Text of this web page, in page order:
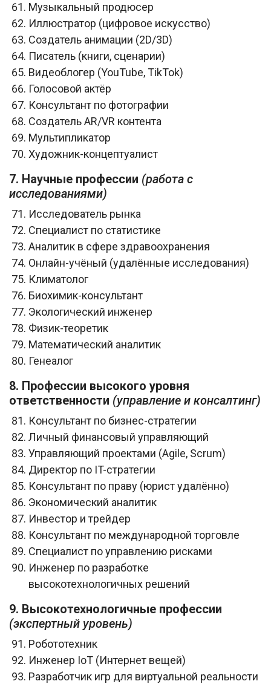
Музыкальный продюсер
Иллюстратор (цифровое искусство)
Создатель анимации (2D/3D)
Писатель (книги, сценарии)
Видеоблогер (YouTube, TikTok)
Голосовой актёр
Консультант по фотографии
Создатель AR/VR контента
Мультипликатор
Художник-концептуалист
7. Научные профессии (работа с
исследованиями)
Исследователь рынка
Специалист по статистике
Аналитик в сфере здравоохранения
Онлайн-учёный (удалённые исследования)
Климатолог
Биохимик-консультант
Экологический инженер
Физик-теоретик
Математический аналитик
Генеалог
8. Профессии высокого уровня
ответственности (управление и консалтинг)
Консультант по бизнес-стратегии
Личный финансовый управляющий
Управляющий проектами (Agile, Scrum)
Директор по IT-стратегии
Консультант по праву (юрист удалённо)
Экономический аналитик
Инвестор и трейдер
Консультант по международной торговле
Специалист по управлению рисками
Инженер по разработке
высокотехнологичных решений
9. Высокотехнологичные профессии
(экспертный уровень)
Робототехник
Инженер IoT (Интернет вещей)
Разработчик игр для виртуальной реальности